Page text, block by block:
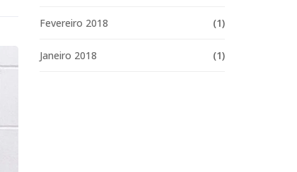
Fevereiro 2018 (1)
Janeiro 2018 (1)